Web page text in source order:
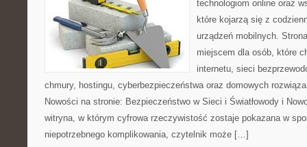
technologiom online oraz
które kojarzą się z
urządzeń mobilnych.
miejscem dla osób, które
internetu, sieci
chmury, hostingu, cyberbezpieczeństwa oraz domowych
Nowości na stronie: Bezpieczeństwo w Sieci i Światłowody i
witryna, w którym cyfrowa rzeczywistość zostaje pokazana w
niepotrzebnego komplikowania, czytelnik może […]